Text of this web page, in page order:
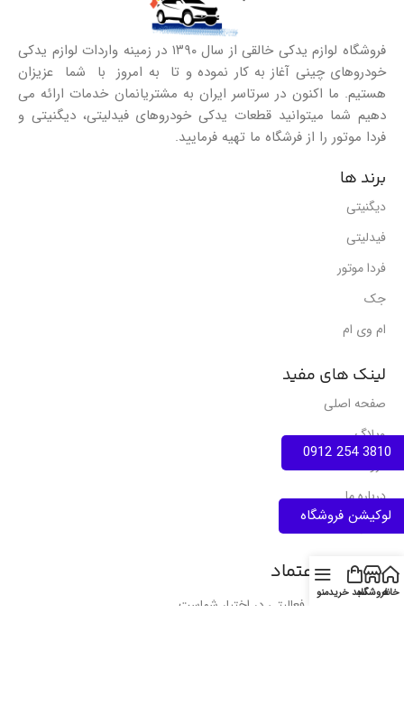
3810 254 0912
لوکیشن فروشگاه
فروشگاه لوازم یدکی خالقی از سال ۱۳۹۰ در زمینه واردات لوازم یدکی
خودروهای چینی آغاز به کار نموده و تا به امروز با شما عزیزان
هستیم. ما اکنون در سرتاسر ایران به مشتریانمان خدمات ارائه می
دهیم شما میتوانید قطعات یدکی خودروهای فیدلیتی، دیگنیتی و
فردا موتور را از فرشگاه ما تهیه فرمایید.
برند ها
دیگنیتی
فیدلیتی
فردا موتور
جک
ام وی ام
لینک های مفید
صفحه اصلی
وبلاگ
درباره ما
تماس با ما
نمادهای اعتماد
انواع مجوز های فعالیتی در اختیار شماست
خانهفروشگاهسبد خریدمنو